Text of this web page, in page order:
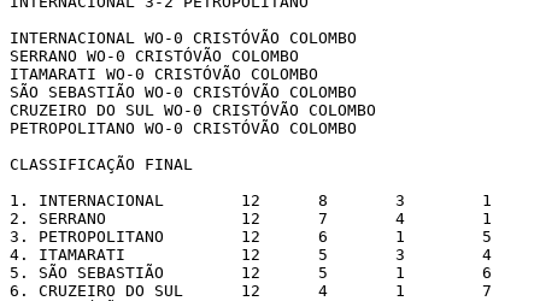
INTERNACIONAL WO-0 CRISTÓVÃO COLOMBO
SERRANO WO-0 CRISTÓVÃO COLOMBO
ITAMARATI WO-0 CRISTÓVÃO COLOMBO
SÃO SEBASTIÃO WO-0 CRISTÓVÃO COLOMBO
CRUZEIRO DO SUL WO-0 CRISTÓVÃO COLOMBO
PETROPOLITANO WO-0 CRISTÓVÃO COLOMBO
CLASSIFICAÇÃO FINAL
1. INTERNACIONAL        12      8       3        1
2. SERRANO              12      7       4        1
3. PETROPOLITANO        12      6       1        5
4. ITAMARATI            12      5       3        4
5. SÃO SEBASTIÃO        12      5       1        6
6. CRUZEIRO DO SUL      12      4       1        7